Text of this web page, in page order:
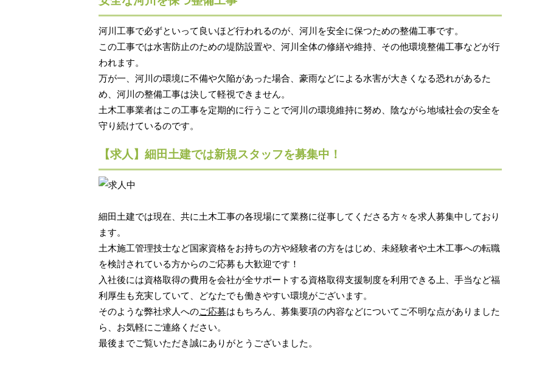
河川工事で必ずといって良いほど行われるのが、河川を安全に保つための整備工事です。
この工事では水害防止のための堤防設置や、河川全体の修繕や維持、その他環境整備工事などが行
われます。
万が一、河川の環境に不備や欠陥があった場合、豪雨などによる水害が大きくなる恐れがあるた
め、河川の整備工事は決して軽視できません。
土木工事業者はこの工事を定期的に行うことで河川の環境維持に努め、陰ながら地域社会の安全を
守り続けているのです。
【求人】細田土建では新規スタッフを募集中！
細田土建では現在、共に土木工事の各現場にて業務に従事してくださる方々を求人募集中しており
ます。
土木施工管理技士など国家資格をお持ちの方や経験者の方をはじめ、未経験者や土木工事への転職
を検討されている方からのご応募も大歓迎です！
入社後には資格取得の費用を会社が全サポートする資格取得支援制度を利用できる上、手当など福
利厚生も充実していて、どなたでも働きやすい環境がございます。
そのような弊社求人へのご応募はもちろん、募集要項の内容などについてご不明な点がありました
ら、お気軽にご連絡ください。
最後までご覧いただき誠にありがとうございました。